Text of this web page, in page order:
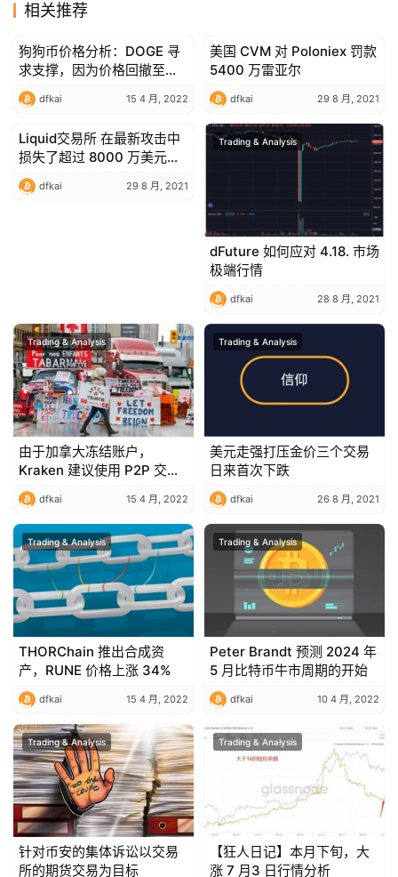
相关推荐
Trading & Analysis
狗狗币价格分析：DOGE 寻
求支撑，因为价格回撤至
0.132 美元
dfkai 15 4 月, 2022
Trading & Analysis
美国 CVM 对 Poloniex 罚款
5400 万雷亚尔
dfkai 29 8 月, 2021
Trading & Analysis
Liquid交易所 在最新攻击中
损失了超过 8000 万美元的
数字资产
dfkai 29 8 月, 2021
Trading & Analysis
dFuture 如何应对 4.18. 市场
极端行情
dfkai 28 8 月, 2021
Trading & Analysis
由于加拿大冻结账户，
Kraken 建议使用 P2P 交易
比特币
dfkai 15 4 月, 2022
Trading & Analysis
美元走强打压金价三个交易
日来首次下跌
dfkai 26 8 月, 2021
Trading & Analysis
THORChain 推出合成资
产，RUNE 价格上涨 34%
dfkai 15 4 月, 2022
Trading & Analysis
Peter Brandt 预测 2024 年
5 月比特币牛市周期的开始
dfkai 10 4 月, 2022
Trading & Analysis
针对币安的集体诉讼以交易
所的期货交易为目标
Trading & Analysis
【狂人日记】本月下旬，大
涨 7 月3 日行情分析